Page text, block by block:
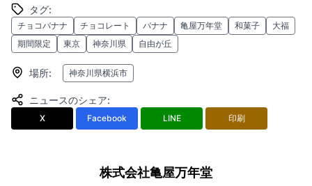
タグ:
チョコバナナ チョコレート バナナ 亀屋万年堂 和菓子
大福
期間限定
東京 神奈川県 自由が丘
場所: 神奈川県横浜市
ニュースのシェア:
X Facebook LINE 印刷
株式会社亀屋万年堂